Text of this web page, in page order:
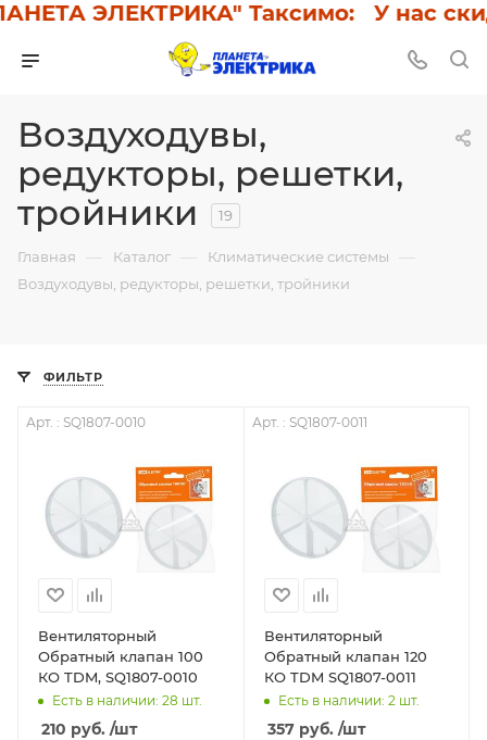
ЭЛЕКТРИКА" Таксимо: У нас
Воздуходувы,
редукторы, решетки,
тройники
19
Главная — Каталог — Климатические системы —
Воздуходувы, редукторы, решетки, тройники
ФИЛЬТР
Арт. : SQ1807-0010
Вентиляторный
Обратный клапан 100
КО TDM, SQ1807-0010
Есть в наличии: 28 шт.
210 руб. /шт
Арт. : SQ1807-0011
Вентиляторный
Обратный клапан 120
КО TDM SQ1807-0011
Есть в наличии: 2 шт.
357руб. /шт